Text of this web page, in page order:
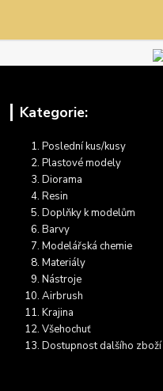
Kategorie:
Poslední kus/kusy
Plastové modely
Diorama
Resin
Doplňky k modelům
Barvy
Modelářská chemie
Materiály
Nástroje
Airbrush
Krajina
Všehochuť
Dostupnost dalšího zboží